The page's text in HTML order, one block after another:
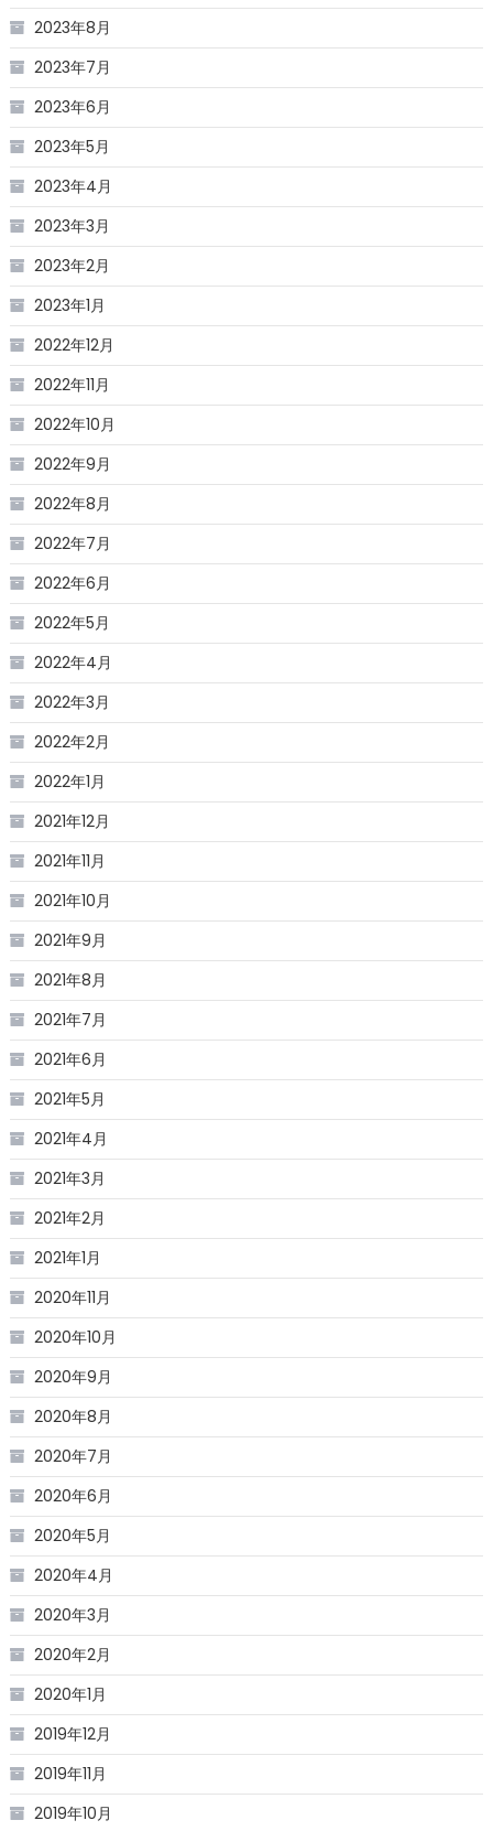
2023年8月
2023年7月
2023年6月
2023年5月
2023年4月
2023年3月
2023年2月
2023年1月
2022年12月
2022年11月
2022年10月
2022年9月
2022年8月
2022年7月
2022年6月
2022年5月
2022年4月
2022年3月
2022年2月
2022年1月
2021年12月
2021年11月
2021年10月
2021年9月
2021年8月
2021年7月
2021年6月
2021年5月
2021年4月
2021年3月
2021年2月
2021年1月
2020年11月
2020年10月
2020年9月
2020年8月
2020年7月
2020年6月
2020年5月
2020年4月
2020年3月
2020年2月
2020年1月
2019年12月
2019年11月
2019年10月